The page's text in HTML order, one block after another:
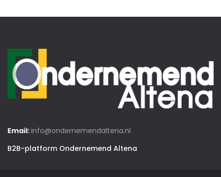
Email:info@ondernemendaltena.nl
B2B-platform Ondernemend Altena